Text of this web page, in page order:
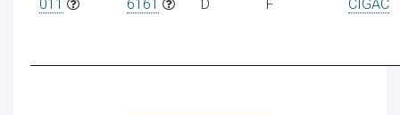
011 6161 D F CIGAC